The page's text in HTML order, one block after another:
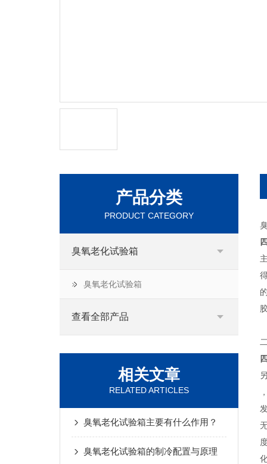
产品分类
PRODUCT CATEGORY
臭氧老化试验箱
臭氧老化试验箱
查看全部产品
相关文章
RELATED ARTICLES
臭氧老化试验箱主要有什么作用？
臭氧老化试验箱的制冷配置与原理